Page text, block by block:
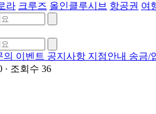
라 크루즈 올인클루시브 항공권 여
의 이벤트 공지사항 지점안내 송금/
· 조회수 36